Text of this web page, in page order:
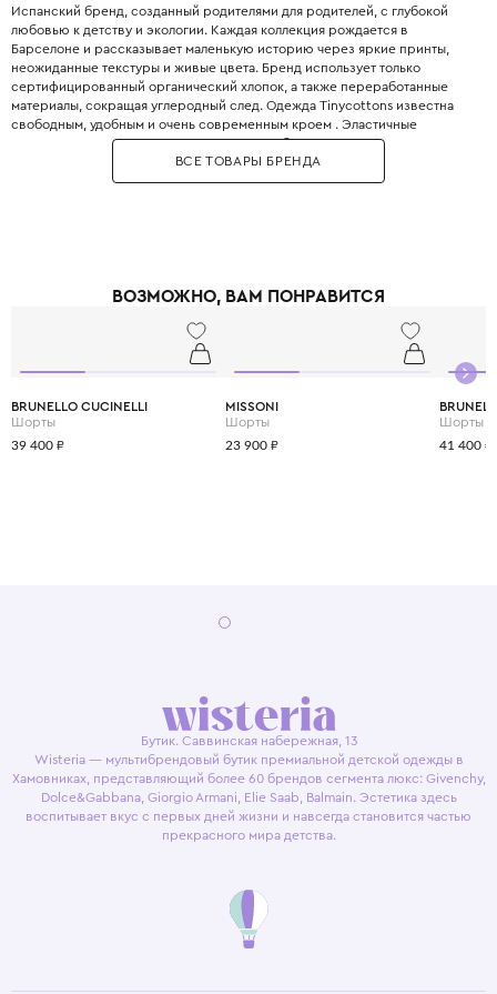
Испанский бренд, созданный родителями для родителей, с глубокой
любовью к детству и экологии. Каждая коллекция рождается в
Барселоне и рассказывает маленькую историю через яркие принты,
неожиданные текстуры и живые цвета. Бренд использует только
сертифицированный органический хлопок, а также переработанные
материалы, сокращая углеродный след. Одежда Tinycottons известна
свободным, удобным и очень современным кроем . Эластичные
манжеты, мягкие резинки и плоские швы обеспечивают максимальную
свободу движений для игр и сна. Принты являются визитной карточкой
бренда: забавные животные, абстрактные узоры, коллаборации с
ВСЕ ТОВАРЫ БРЕНДА
ВОЗМОЖНО, ВАМ ПОНРАВИТСЯ
BRUNELLO CUCINELLI
Шорты
39 400 ₽
MISSONI
Шорты
23 900 ₽
Шорты
41 400 ₽
Бутик. Саввинская набережная, 13
Wisteria — мультибрендовый бутик премиальной детской одежды в
Хамовниках, представляющий более 60 брендов сегмента люкс: Givenchy,
Dolce&Gabbana, Giorgio Armani, Elie Saab, Balmain. Эстетика здесь
воспитывает вкус с первых дней жизни и навсегда становится частью
прекрасного мира детства.